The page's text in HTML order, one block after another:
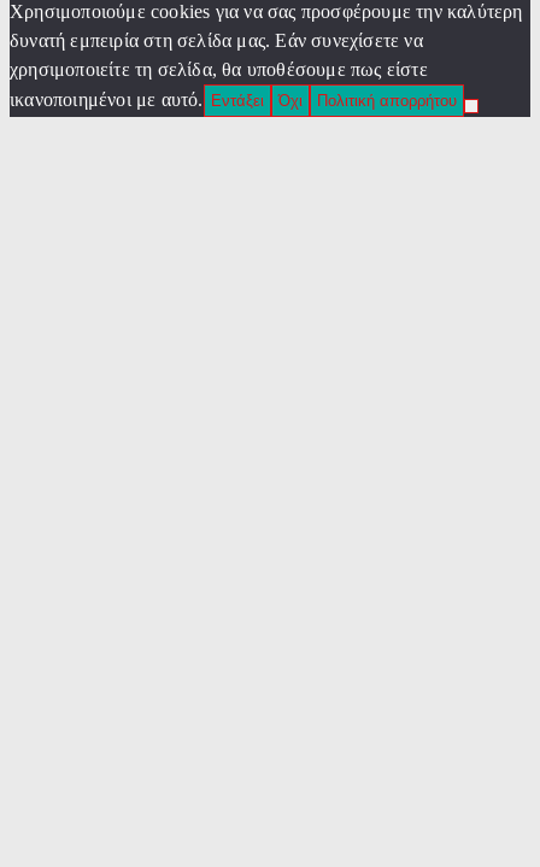
Χρησιμοποιούμε cookies για να σας προσφέρουμε την καλύτερη
δυνατή εμπειρία στη σελίδα μας. Εάν συνεχίσετε να
χρησιμοποιείτε τη σελίδα, θα υποθέσουμε πως είστε
ικανοποιημένοι με αυτό.
Εντάξει Όχι Πολιτική απορρήτου